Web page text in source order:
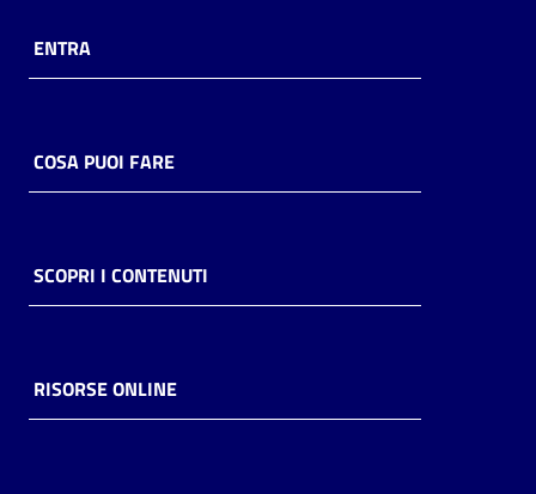
ENTRA
COSA PUOI FARE
SCOPRI I CONTENUTI
RISORSE ONLINE